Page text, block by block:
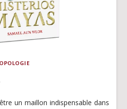
un maillon indispensable dans